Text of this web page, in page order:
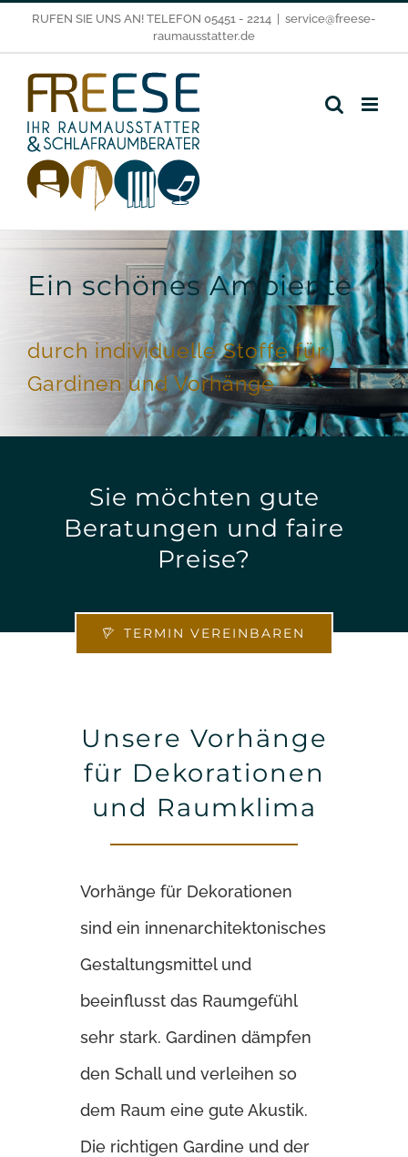
Zum
Inhalt
springen
RUFEN SIE UNS AN! TELEFON 05451 - 2214
service@freese-
raumausstatter.de
Ein schönes Ambiente
durch individuelle Stoffe für
Gardinen und Vorhänge
Sie möchten gute
Beratungen und faire
Preise?
TERMIN VEREINBAREN
Unsere Vorhänge
für Dekorationen
und Raumklima
Vorhänge für Dekorationen
sind ein innenarchitektonisches
Gestaltungsmittel und
beeinflusst das Raumgefühl
sehr stark. Gardinen dämpfen
den Schall und verleihen so
dem Raum eine gute Akustik.
Die richtigen Gardine und der